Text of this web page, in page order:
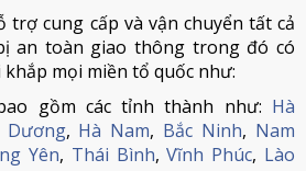
trợ cung cấp và vận chuyển tất cả
an toàn giao thông trong đó có
mọi miền tổ quốc như:
gồm các tỉnh thành như: Hà
Dương, Hà Nam, Bắc Ninh, Nam
Yên, Thái Bình,Vĩnh Phúc, Lào